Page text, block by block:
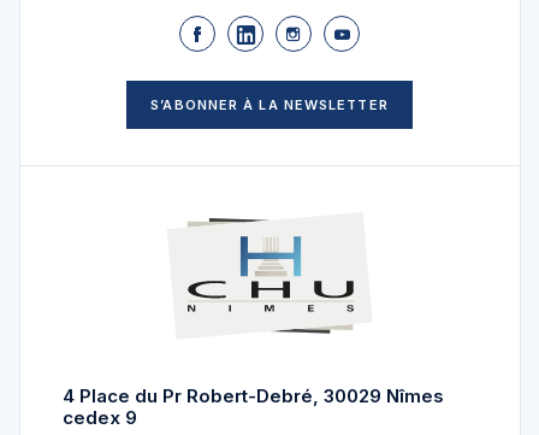
S’ABONNER À LA NEWSLETTER
4 Place du Pr Robert-Debré, 30029 Nîmes
cedex 9